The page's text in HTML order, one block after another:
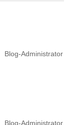
Administrator
Administrator